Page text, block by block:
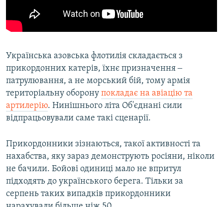
Українська азовська флотилія складається з
прикордонних катерів, їхнє призначення ‒
патрулювання, а не морський бій, тому армія
територіальну оборону покладає на авіацію та
артилерію. Нинішнього літа Об'єднані сили
відпрацьовували саме такі сценарії.
Прикордонники зізнаються, такої активності та
нахабства, яку зараз демонструють росіяни, ніколи
не бачили. Бойові одиниці мало не впритул
підходять до українського берега. Тільки за
серпень таких випадків прикордонники